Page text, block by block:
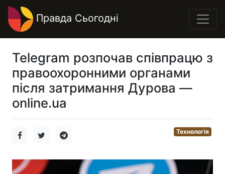
Правда Сьогодні
Telegram розпочав співпрацю з
правоохоронними органами
після затримання Дурова —
online.ua
Технологія